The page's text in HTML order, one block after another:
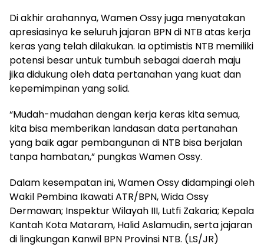
Di akhir arahannya, Wamen Ossy juga menyatakan
apresiasinya ke seluruh jajaran BPN di NTB atas kerja
keras yang telah dilakukan. Ia optimistis NTB memiliki
potensi besar untuk tumbuh sebagai daerah maju
jika didukung oleh data pertanahan yang kuat dan
kepemimpinan yang solid.
“Mudah-mudahan dengan kerja keras kita semua,
kita bisa memberikan landasan data pertanahan
yang baik agar pembangunan di NTB bisa berjalan
tanpa hambatan,” pungkas Wamen Ossy.
Dalam kesempatan ini, Wamen Ossy didampingi oleh
Wakil Pembina Ikawati ATR/BPN, Wida Ossy
Dermawan; Inspektur Wilayah III, Lutfi Zakaria; Kepala
Kantah Kota Mataram, Halid Aslamudin, serta jajaran
di lingkungan Kanwil BPN Provinsi NTB. (LS/JR)